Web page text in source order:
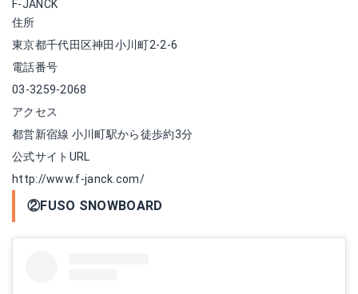
F-JANCK
住所
東京都千代田区神田小川町2-2-6
電話番号
03-3259-2068
アクセス
都営新宿線 小川町駅から徒歩約3分
公式サイトURL
http://www.f-janck.com/
②FUSO SNOWBOARD